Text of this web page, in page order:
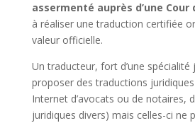
assermenté auprès d’une Cour
à réaliser une traduction certifiée
valeur officielle.
Un traducteur, fort d’une spécialité
proposer des traductions
Internet d’avocats ou de notaires,
juridiques divers) mais celles-ci ne